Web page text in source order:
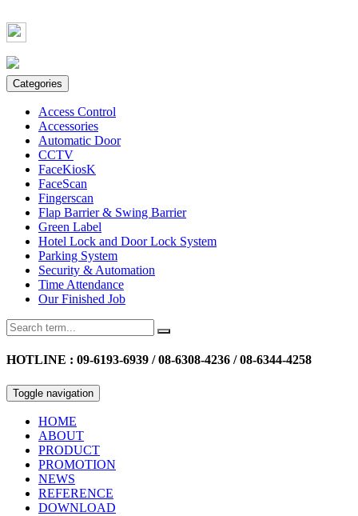
Categories
Access Control
Accessories
Automatic Door
CCTV
FaceKiosK
FaceScan
Fingerscan
Flap Barrier & Swing Barrier
Green Label
Hotel Lock and Door Lock System
Parking System
Security & Automation
Time Attendance
Our Finished Job
HOTLINE : 09-6193-6939 / 08-6308-4236 / 08-6344-4258
Toggle navigation
HOME
ABOUT
PRODUCT
PROMOTION
NEWS
REFERENCE
DOWNLOAD